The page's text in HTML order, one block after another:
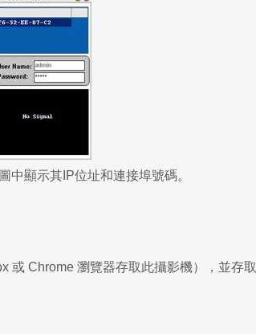
顯示其IP位址和連接埠號碼。
或 Chrome 瀏覽器存取此攝影機），並存